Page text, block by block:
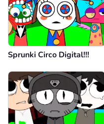
Sprunki Circo Digital!!!